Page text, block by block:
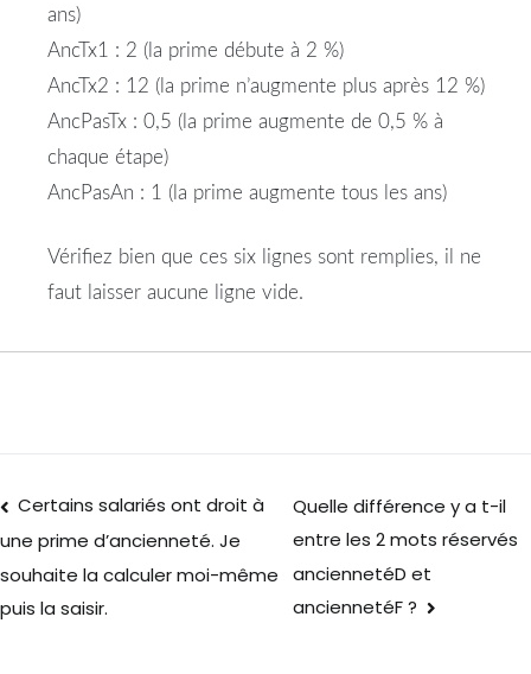
ans)
AncTx1 : 2 (la prime débute à 2 %)
AncTx2 : 12 (la prime n’augmente plus après 12 %)
AncPasTx : 0,5 (la prime augmente de 0,5 % à
chaque étape)
AncPasAn : 1 (la prime augmente tous les ans)
Vérifiez bien que ces six lignes sont remplies, il ne
faut laisser aucune ligne vide.
Certains salariés ont droit à
une prime d’ancienneté. Je
souhaite la calculer moi-même
puis la saisir.
Quelle différence y a t-il
entre les 2 mots réservés
anciennetéD et
anciennetéF ?